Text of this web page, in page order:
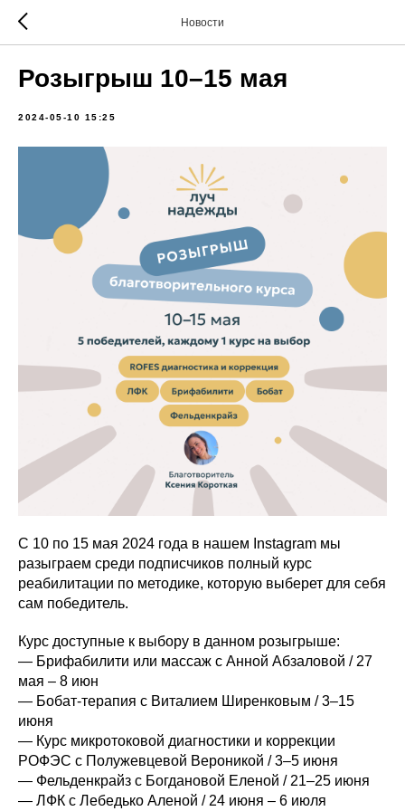
Новости
Розыгрыш 10–15 мая
2024-05-10 15:25
С 10 по 15 мая 2024 года в нашем Instagram мы
разыграем среди подписчиков полный курс
реабилитации по методике, которую выберет для себя
сам победитель.
Курс доступные к выбору в данном розыгрыше:
— Брифабилити или массаж с Анной Абзаловой / 27
мая – 8 июн
— Бобат-терапия с Виталием Ширенковым / 3–15
июня
— Курс микротоковой диагностики и коррекции
РОФЭС с Полужевцевой Вероникой / 3–5 июня
— Фельденкрайз с Богдановой Еленой / 21–25 июня
— ЛФК с Лебедько Аленой / 24 июня – 6 июля